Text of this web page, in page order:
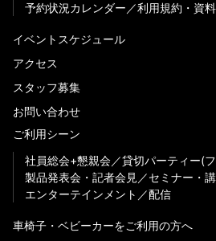
予約状況カレンダー
利用規約・資
イベントスケジュール
アクセス
スタッフ募集
お問い合わせ
ご利用シーン
社員総会+懇親会
貸切パーティー(
製品発表会・記者会見
セミナー・
エンターテインメント
配信
車椅子・ベビーカーをご利用の方へ